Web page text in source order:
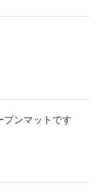
プンマットです